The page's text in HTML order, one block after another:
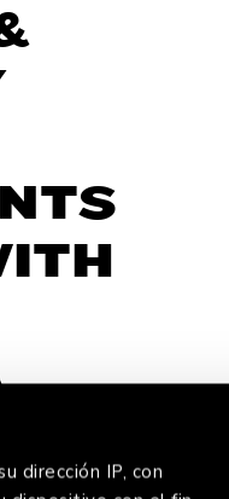
dirección IP, con